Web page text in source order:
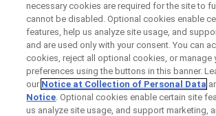
protegido por copyright, marcas
derechos de propiedad intelectual
otorgados bajo licencia a Zimmer Biomet
filiales, a menos que se indique lo
prohibida su redistribución, copia o
total o parcial sin el consentimiento
de Zimmer Biomet.
necessary cookies are required for the site to
cannot be disabled. Optional cookies enable
features, help us analyze site usage, and
and are used only with your consent. You can
cookies, reject all optional cookies, or manage
preferences using the buttons in this banner.
our Notice at Collection of Personal Data
Notice. Optional cookies enable certain site
us analyze site usage, and support marketing,